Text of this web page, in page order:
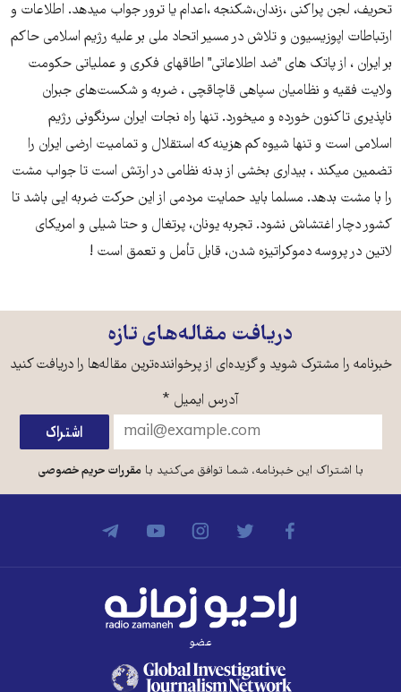
تحریف، لجن پراکنی ،زندان،شکنجه ،اعدام یا ترور جواب میدهد. اطلاعات و
ارتباطات اپوزیسیون و تلاش در مسیر اتحاد ملی بر علیه رژیم اسلامی حاکم
بر ایران ، از پاتک های "ضد اطلاعاتی" اطاقهای فکری و عملیاتی حکومت
ولایت فقیه و نظامیان سپاهی قاچاقچی ، ضربه و شکست‌های جبران
ناپذیری تاکنون خورده و میخورد. تنها راه نجات ایران سرنگونی رژیم
اسلامی است و تنها شیوه کم هزینه که استقلال و تمامیت ارضی ایران را
تضمین میکند ، بیداری بخشی از بدنه نظامی در ارتش است تا جواب مشت
را با مشت بدهد. مسلما باید حمایت مردمی از این حرکت ضربه ایی باشد تا
کشور دچار اغتشاش نشود. تجربه یونان، پرتغال و حتا شیلی و امریکای
لاتین در پروسه دموکراتیزه شدن، قابل تأمل و تعمق است !
دریافت مقاله‌های تازه
خبرنامه را مشترک شوید و گزیده‌ای از پرخواننده‌ترین مقاله‌ها را دریافت کنید
آدرس ایمیل *
با اشتراک این خبرنامه، شما توافق می‌کنید بامقررات حریم خصوصی
عضو